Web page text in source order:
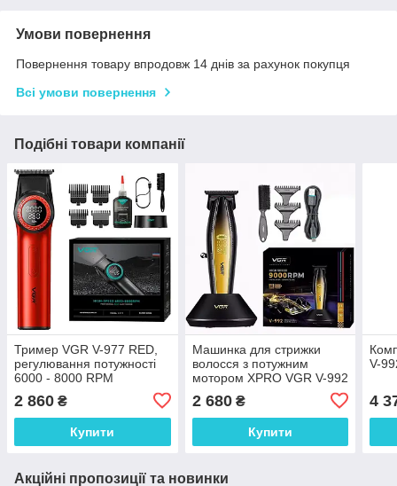
Умови повернення
Повернення товару впродовж 14 днів за рахунок покупця
Всі умови повернення
Подібні товари компанії
Тример VGR V-977 RED,
регулювання потужності
6000 - 8000 RPM
2 860 ₴
Купити
Машинка для стрижки
волосся з потужним
мотором XPRO VGR V-992
GOLD з насадками 1-2-3
мм
2 680₴
Купити
V-
4
Акційні пропозиції та новинки